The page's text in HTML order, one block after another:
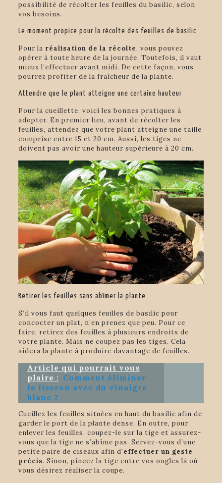
possibilité de récolter les feuilles du basilic, selon
vos besoins.
Le moment propice pour la récolte des feuilles de basilic
Pour la réalisation de la récolte, vous pouvez
opérer à toute heure de la journée. Toutefois, il vaut
mieux l’effectuer avant midi. De cette façon, vous
pourrez profiter de la fraîcheur de la plante.
Attendre que le plant atteigne une certaine hauteur
Pour la cueillette, voici les bonnes pratiques à
adopter. En premier lieu, avant de récolter les
feuilles, attendez que votre plant atteigne une taille
comprise entre 15 et 20 cm. Aussi, les tiges ne
doivent pas avoir une hauteur supérieure à 20 cm.
Retirer les feuilles sans abîmer la plante
S’il vous faut quelques feuilles de basilic pour
concocter un plat, n’en prenez que peu. Pour ce
faire, retirez des feuilles à plusieurs endroits de
votre plante. Mais ne coupez pas les tiges. Cela
aidera la plante à produire davantage de feuilles.
Article qui pourrait vous
plaire : Comment éliminer
le liseron avec du vinaigre
blanc ?
Cueillez les feuilles situées en haut du basilic afin de
garder le port de la plante dense. En outre, pour
enlever les feuilles, coupez-le sur la tige et assurez-
vous que la tige ne s’abîme pas. Servez-vous d’une
petite paire de ciseaux afin d’effectuer un geste
précis. Sinon, pincez la tige entre vos ongles là où
vous désirez réaliser la coupe.